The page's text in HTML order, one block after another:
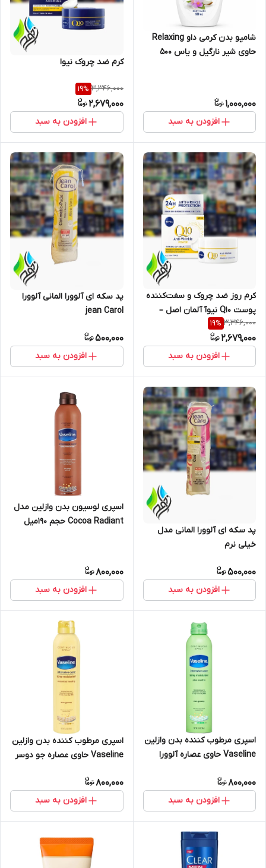
شامپو بدن کرمی داو Relaxing
حاوی شیر نارگیل و یاس ۵۰۰
1,000,000
افزودن به سبد
کرم ضد چروک نیوا
3,346,000
19%
2,679,000
افزودن به سبد
کرم روز ضد چروک و سفت‌کننده
پوست Q10 نیوآ آلمان اصل –
SPF 15
3,346,000
19%
2,679,000
افزودن به سبد
پد سکه ای آلوورا المانی آلوورا
jean Carol
500,000
افزودن به سبد
پد سکه ای آلوورا المانی مدل
خیلی نرم
500,000
افزودن به سبد
اسپری لوسیون بدن وازلین مدل
Cocoa Radiant حجم ۱۹۰میل
800,000
افزودن به سبد
اسپری مرطوب کننده بدن وازلین
Vaseline حاوی عصاره آلوورا
800,000
افزودن به سبد
اسپری مرطوب کننده بدن وازلین
Vaseline حاوی عصاره جو دوسر
800,000
افزودن به سبد